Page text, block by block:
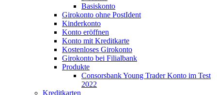
Basiskonto
Girokonto ohne PostIdent
Kinderkonto
Konto eröffnen
Konto mit Kreditkarte
Kostenloses Girokonto
Girokonto bei Filialbank
Produkte
Consorsbank Young Trader Konto im Test
2022
Kreditkarten